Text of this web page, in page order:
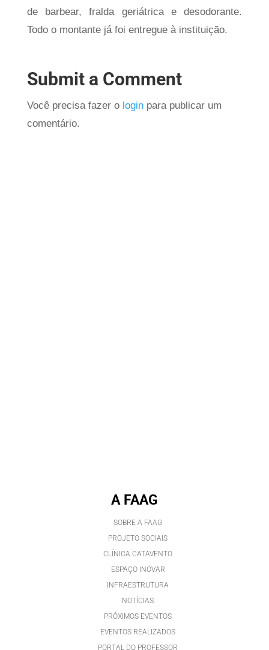
de barbear, fralda geriátrica e desodorante.
Todo o montante já foi entregue à instituição.
Submit a Comment
Você precisa fazer o loginpara publicar um
comentário.
A FAAG
SOBRE A FAAG
PROJETO SOCIAIS
CLÍNICA CATAVENTO
ESPAÇO INOVAR
INFRAESTRUTURA
NOTÍCIAS
PRÓXIMOS EVENTOS
EVENTOS REALIZADOS
PORTAL DO PROFESSOR